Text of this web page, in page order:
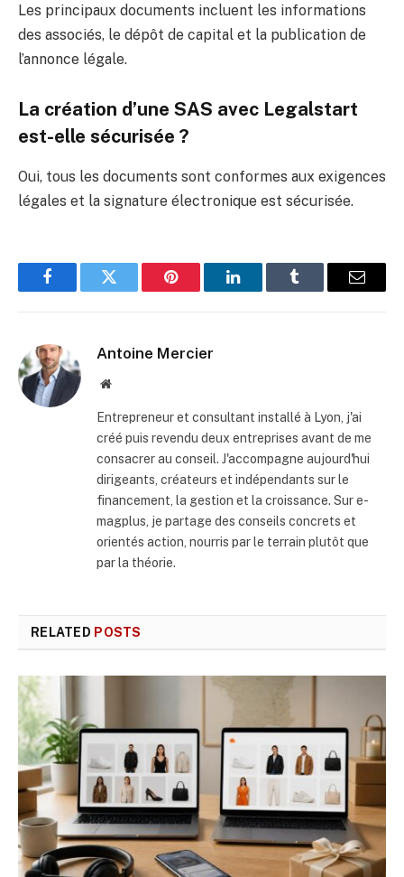
Les principaux documents incluent les informations
des associés, le dépôt de capital et la publication de
l’annonce légale.
La création d’une SAS avec Legalstart
est-elle sécurisée ?
Oui, tous les documents sont conformes aux exigences
légales et la signature électronique est sécurisée.
FacebookTwitter Pinterest LinkedInTumblr Email
Antoine Mercier
Website
Entrepreneur et consultant installé à Lyon, j'ai
créé puis revendu deux entreprises avant de me
consacrer au conseil. J'accompagne aujourd'hui
dirigeants, créateurs et indépendants sur le
financement, la gestion et la croissance. Sur e-
magplus, je partage des conseils concrets et
orientés action, nourris par le terrain plutôt que
par la théorie.
RELATED POSTS